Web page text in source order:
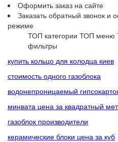
Оформить заказ на сайте
Заказать обратный звонок и
режиме
ТОП категории ТОП меню
фильтры
купить кольцо для колодца киев
стоимость одного газоблока
водонепроницаемый
минвата цена за квадратный
газоблок производители
керамические блоки цена за куб